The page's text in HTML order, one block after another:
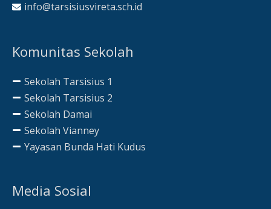
info@tarsisiusvireta.sch.id
Komunitas Sekolah
Sekolah Tarsisius 1
Sekolah Tarsisius 2
Sekolah Damai
Sekolah Vianney
Yayasan Bunda Hati Kudus
Media Sosial